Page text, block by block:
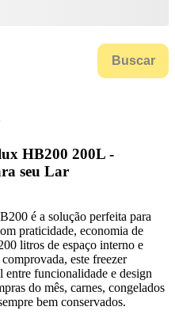
Buscar
HB200 200L -
seu Lar
é a solução perfeita para
praticidade, economia de
litros de espaço interno e
este freezer
funcionalidade e design
do mês, carnes, congelados
bem conservados.